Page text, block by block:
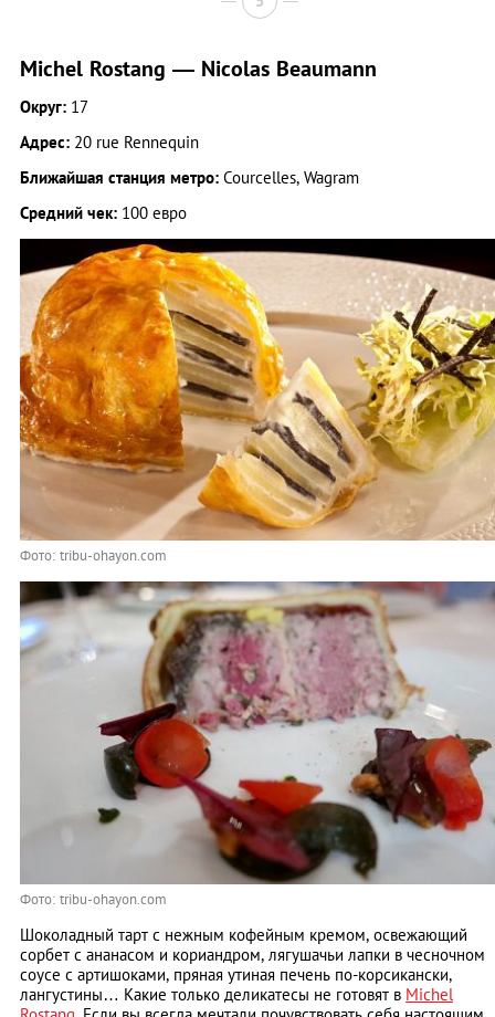
Michel Rostang — Nicolas Beaumann
Округ: 17
Адрес: 20 rue Rennequin
Ближайшая станция метро: Courcelles, Wagram
Средний чек: 100 евро
Фото: tribu-ohayon.com
Фото: tribu-ohayon.com
Шоколадный тарт с нежным кофейным кремом, освежающий
сорбет с ананасом и кориандром, лягушачьи лапки в чесночном
соусе с артишоками, пряная утиная печень по-корсикански,
лангустины… Какие только деликатесы не готовят в Michel